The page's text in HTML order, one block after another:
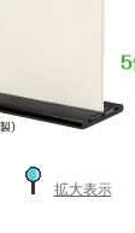
拡大表示